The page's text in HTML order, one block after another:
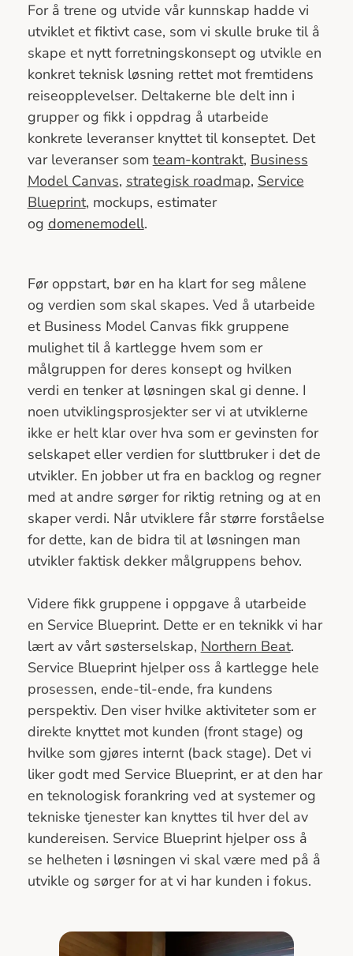
For å trene og utvide vår kunnskap hadde vi
utviklet et fiktivt case, som vi skulle bruke til å
skape et nytt forretningskonsept og utvikle en
konkret teknisk løsning rettet mot fremtidens
reiseopplevelser. Deltakerne ble delt inn i
grupper og fikk i oppdrag å utarbeide
konkrete leveranser knyttet til konseptet. Det
var leveranser som team-kontrakt, Business
Model Canvas, strategisk roadmap, Service
Blueprint, mockups, estimater
og domenemodell.
Før oppstart, bør en ha klart for seg målene
og verdien som skal skapes. Ved å utarbeide
et Business Model Canvas fikk gruppene
mulighet til å kartlegge hvem som er
målgruppen for deres konsept og hvilken
verdi en tenker at løsningen skal gi denne. I
noen utviklingsprosjekter ser vi at utviklerne
ikke er helt klar over hva som er gevinsten for
selskapet eller verdien for sluttbruker i det de
utvikler. En jobber ut fra en backlog og regner
med at andre sørger for riktig retning og at en
skaper verdi. Når utviklere får større forståelse
for dette, kan de bidra til at løsningen man
utvikler faktisk dekker målgruppens behov.
Videre fikk gruppene i oppgave å utarbeide
en Service Blueprint. Dette er en teknikk vi har
lært av vårt søsterselskap, Northern Beat.
Service Blueprint hjelper oss å kartlegge hele
prosessen, ende-til-ende, fra kundens
perspektiv. Den viser hvilke aktiviteter som er
direkte knyttet mot kunden (front stage) og
hvilke som gjøres internt (back stage). Det vi
liker godt med Service Blueprint, er at den har
en teknologisk forankring ved at systemer og
tekniske tjenester kan knyttes til hver del av
kundereisen. Service Blueprint hjelper oss å
se helheten i løsningen vi skal være med på å
utvikle og sørger for at vi har kunden i fokus.